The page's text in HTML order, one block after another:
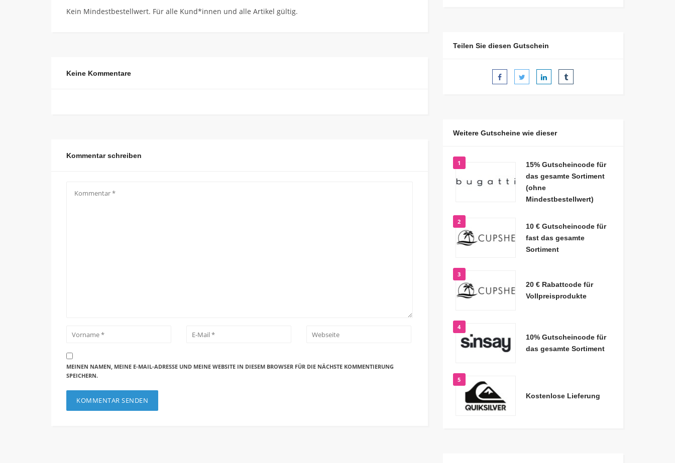
Kein Mindestbestellwert. Für alle Kund*innen und alle Artikel gültig.
Keine Kommentare
Kommentar schreiben
MEINEN NAMEN, MEINE E-MAIL-ADRESSE UND MEINE WEBSITE IN DIESEM BROWSER FÜR DIE NÄCHSTE KOMMENTIERUNG
SPEICHERN.
Teilen Sie diesen Gutschein
Weitere Gutscheine wie dieser
1
15% Gutscheincode für
das gesamte Sortiment
(ohne
Mindestbestellwert)
2
10 € Gutscheincode für
fast das gesamte
Sortiment
3
20 € Rabattcode für
Vollpreisprodukte
4
10% Gutscheincode für
das gesamte Sortiment
5
Kostenlose Lieferung